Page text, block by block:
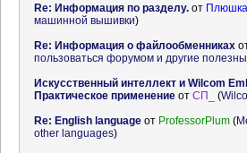
Re: Информация по разделу.от Плюшка
машинной вышивки)
Re: Информация о файлообменниках
пользоваться форумом и другие
Искусственный интеллект и Wilcom
Практическое применениеот СП_ (
Re: English languageот ProfessorPlum(
other languages)